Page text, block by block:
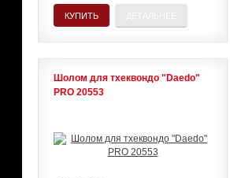
КУПИТЬ
Шолом для тхеквондо "Daedo"
PRO 20553